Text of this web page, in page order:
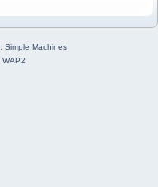
Simple Machines
WAP2